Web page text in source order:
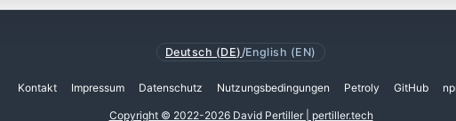
Deutsch (DE) /English (EN)
Kontakt Impressum Datenschutz Nutzungsbedingungen Petroly GitHub
Copyright © 2022-2026 David Pertiller | pertiller.tech